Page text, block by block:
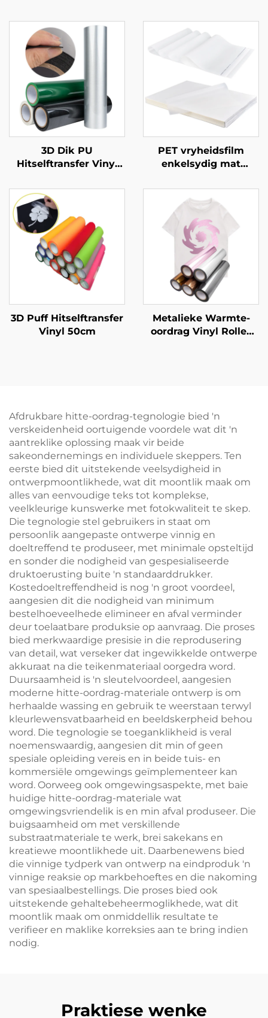
3D Dik PU
Hitselftransfer Vinyl
Logo Ontwerp
PET vryheidsfilm
enkelsydig mat
3D Puff Hitselftransfer
Vinyl 50cm
Metalieke Warmte-
oordrag Vinyl Rolles
Afdrukbare hitte-oordrag-tegnologie bied 'n
verskeidenheid oortuigende voordele wat dit 'n
aantreklike oplossing maak vir beide
sakeondernemings en individuele skeppers. Ten
eerste bied dit uitstekende veelsydigheid in
ontwerpmoontlikhede, wat dit moontlik maak om
alles van eenvoudige teks tot komplekse,
veelkleurige kunswerke met fotokwaliteit te skep.
Die tegnologie stel gebruikers in staat om
persoonlik aangepaste ontwerpe vinnig en
doeltreffend te produseer, met minimale opsteltijd
en sonder die nodigheid van gespesialiseerde
druktoerusting buite 'n standaarddrukker.
Kostedoeltreffendheid is nog 'n groot voordeel,
aangesien dit die nodigheid van minimum
bestelhoeveelhede elimineer en afval verminder
deur toelaatbare produksie op aanvraag. Die proses
bied merkwaardige presisie in die reprodusering
van detail, wat verseker dat ingewikkelde ontwerpe
akkuraat na die teikenmateriaal oorgedra word.
Duursaamheid is 'n sleutelvoordeel, aangesien
moderne hitte-oordrag-materiale ontwerp is om
herhaalde wassing en gebruik te weerstaan terwyl
kleurlewensvatbaarheid en beeldskerpheid behou
word. Die tegnologie se toeganklikheid is veral
noemenswaardig, aangesien dit min of geen
spesiale opleiding vereis en in beide tuis- en
kommersiële omgewings geïmplementeer kan
word. Oorweeg ook omgewingsaspekte, met baie
huidige hitte-oordrag-materiale wat
omgewingsvriendelik is en min afval produseer. Die
buigsaamheid om met verskillende
substraatmateriale te werk, brei sakekans en
kreatiewe moontlikhede uit. Daarbenewens bied
die vinnige tydperk van ontwerp na eindproduk 'n
vinnige reaksie op markbehoeftes en die nakoming
van spesiaalbestellings. Die proses bied ook
uitstekende gehaltebeheermoglikhede, wat dit
moontlik maak om onmiddellik resultate te
verifieer en maklike korreksies aan te bring indien
nodig.
Praktiese wenke